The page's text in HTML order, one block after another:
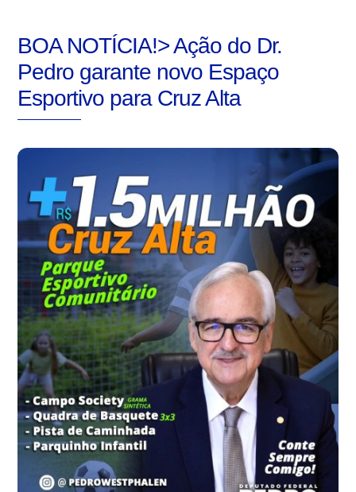
BOA NOTÍCIA!> Ação do Dr.
Pedro garante novo Espaço
Esportivo para Cruz Alta